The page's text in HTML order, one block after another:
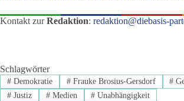
Kontakt zurRedaktion: redaktion@diebasis-
Schlagwörter
#Demokratie #Frauke Brosius-Gersdorf #
#Justiz #Medien # Unabhängigkeit